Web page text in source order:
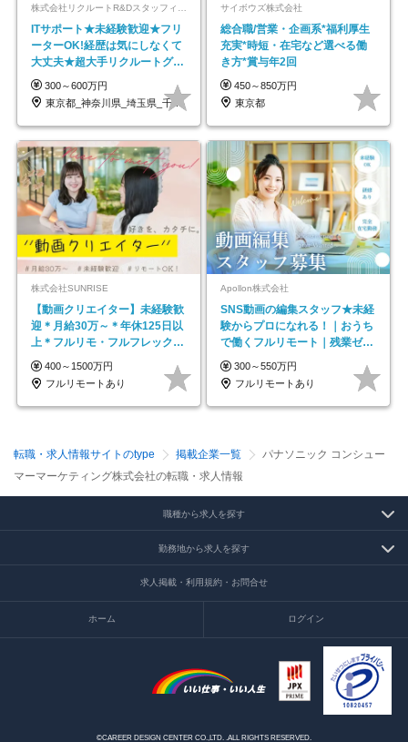
ITサポート★未経験歓迎★フリ
ーターOK!経歴は気にしなくて
大丈夫★超大手リクルートグル
ープの正社員/sg
300～600万円
東京都_神奈川県_埼玉県_千葉県_大阪府…
サイボウズ株式会社
総合職/営業・企画系*福利厚生
充実*時短・在宅など選べる働
き方*賞与年2回
450～850万円
東京都
株式会社SUNRISE
【動画クリエイター】未経験歓
迎＊月給30万～＊年休125日以
上＊フルリモ・フルフレックス
◆10名の採用が決定◆
400～1500万円
フルリモートあり
Apollon株式会社
SNS動画の編集スタッフ★未経
験からプロになれる！｜おうち
で働くフルリモート｜残業ゼロ
で18時退勤◎
300～550万円
フルリモートあり
転職・求人情報サイトのtype 掲載企業一覧
パナソニック コンシュー
マーマーケティング株式会社の転職・求人情報
職種から求人を探す
勤務地から求人を探す
求人掲載・利用規約・お問合せ
ホーム ログイン
©CAREER DESIGN CENTER CO.,LTD. .ALL RIGHTS RESERVED.